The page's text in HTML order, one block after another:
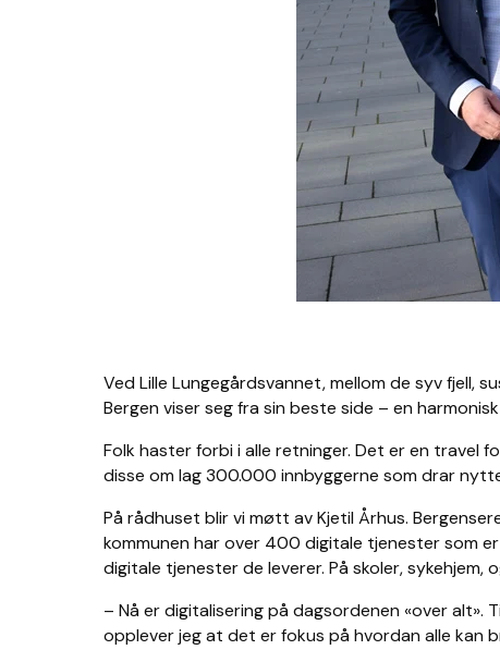
Ved Lille Lungegårdsvannet, mellom de syv fjell,
Bergen viser seg fra sin beste side – en
Folk haster forbi i alle retninger. Det er en travel
disse om lag 300.000 innbyggerne som drar
På rådhuset blir vi møtt av Kjetil Århus.
kommunen har over 400 digitale tjenester som
digitale tjenester de leverer. På skoler, sykehjem,
– Nå er digitalisering på dagsordenen «over alt».
opplever jeg at det er fokus på hvordan alle kan